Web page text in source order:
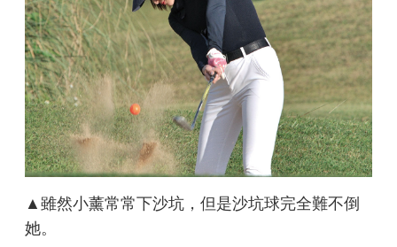
▲雖然小薰常常下沙坑，但是沙坑球完全難不倒
她。